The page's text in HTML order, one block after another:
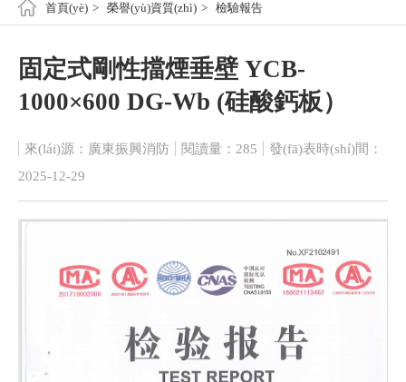
首頁(yè) 榮譽(yù)資質(zhì) 檢驗報告
固定式剛性擋煙垂壁 YCB-
1000×600 DG-Wb (硅酸鈣板）
來(lái)源：廣東振興消防 閱讀量：285
發(fā)表時(shí)間：
2025-12-29